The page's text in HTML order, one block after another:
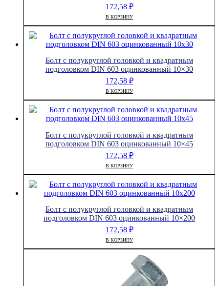
172,58 ₽
В КОРЗИНУ
Болт с полукруглой головкой и квадратным
подголовком DIN 603 оцинкованный 10×30
172,58 ₽
В КОРЗИНУ
Болт с полукруглой головкой и квадратным
подголовком DIN 603 оцинкованный 10×45
172,58 ₽
В КОРЗИНУ
Болт с полукруглой головкой и квадратным
подголовком DIN 603 оцинкованный 10×200
172,58 ₽
В КОРЗИНУ